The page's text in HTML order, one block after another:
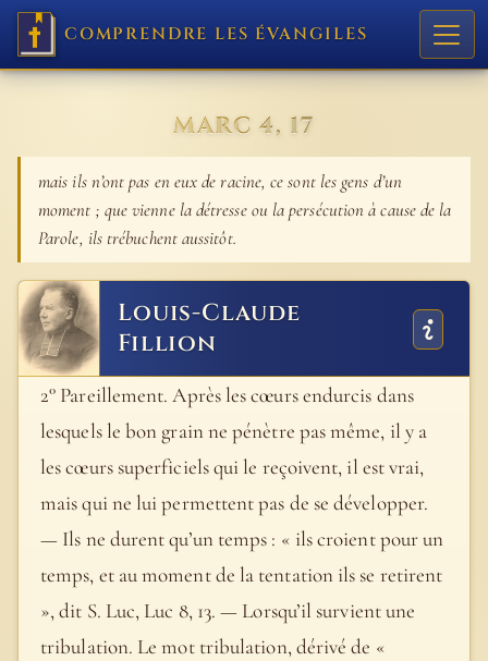
COMPRENDRE LES ÉVANGILES
MARC 4, 17
mais ils n’ont pas en eux de racine, ce sont les gens d’un
moment ; que vienne la détresse ou la persécution à cause de la
Parole, ils trébuchent aussitôt.
Louis-Claude
Fillion
2° Pareillement. Après les cœurs endurcis dans
lesquels le bon grain ne pénètre pas même, il y a
les cœurs superficiels qui le reçoivent, il est vrai,
mais qui ne lui permettent pas de se développer.
— Ils ne durent qu’un temps : « ils croient pour un
temps, et au moment de la tentation ils se retirent
», dit S. Luc, Luc 8, 13. — Lorsqu’il survient une
tribulation. Le mot tribulation, dérivé de «